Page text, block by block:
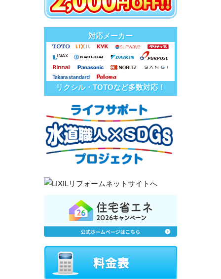
対応メーカー
リクシル・TOTOなど多数対応！